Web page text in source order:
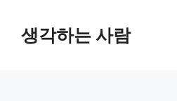
content생각하는 사람